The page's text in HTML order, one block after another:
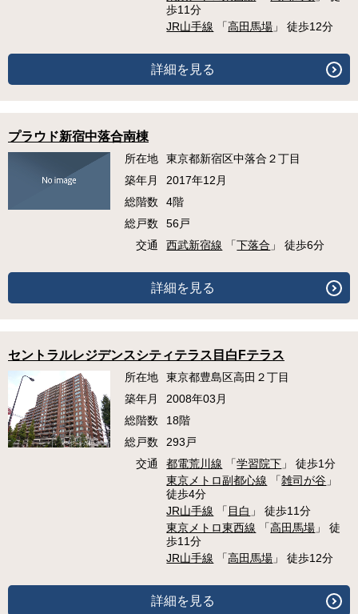
歩11分
JR山手線 「高田馬場 」 徒歩12分
詳細を見る
プラウド新宿中落合南棟
所在地
東京都新宿区中落合２丁目
築年月
2017年12月
総階数
4階
総戸数
56戸
交通
西武新宿線 「下落合 」 徒歩6分
詳細を見る
セントラルレジデンスシティテラス目白Fテラス
所在地
東京都豊島区高田２丁目
築年月
2008年03月
総階数
18階
総戸数
293戸
交通
都電荒川線 「学習院下 」 徒歩1分
東京メトロ副都心線 「雑司が谷 」
徒歩4分
JR山手線 「 目白 」 徒歩11分
東京メトロ東西線 「高田馬場 」 徒
歩11分
JR山手線 「高田馬場 」 徒歩12分
詳細を見る